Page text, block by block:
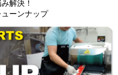
解決！
ーンナップ